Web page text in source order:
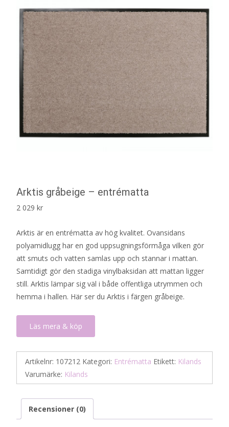
Arktis gråbeige – entrématta
2 029 kr
Arktis är en entrématta av hög kvalitet. Ovansidans
polyamidlugg har en god uppsugningsförmåga vilken gör
att smuts och vatten samlas upp och stannar i mattan.
Samtidigt gör den stadiga vinylbaksidan att mattan ligger
still. Arktis lämpar sig väl i både offentliga utrymmen och
hemma i hallen. Här ser du Arktis i färgen gråbeige.
Läs mera & köp
Artikelnr: 107212 Kategori: Entrématta Etikett: Kilands
Varumärke: Kilands
Recensioner (0)